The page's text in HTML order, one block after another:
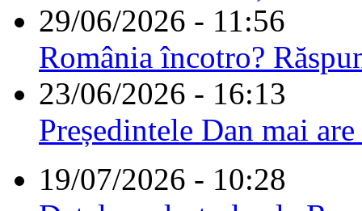
29/06/2026 - 11:56
România încotro?
23/06/2026 - 16:13
Președintele Dan mai
19/07/2026 - 10:28